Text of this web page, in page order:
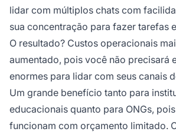
lidar com múltiplos chats com
sua concentração para fazer tarefas
O resultado? Custos operacionais
aumentado, pois você não precisará
enormes para lidar com seus canais
Um grande benefício tanto para
educacionais quanto para ONGs,
funcionam com orçamento limitado.